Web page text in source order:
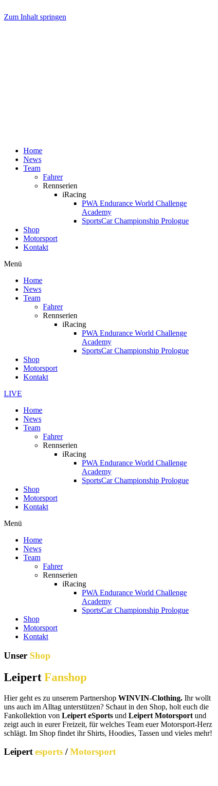
Zum Inhalt springen
Home
News
Team
Fahrer
Rennserien
iRacing
PWA Endurance World Challenge
Academy
SportsCar Championship Prologue
Shop
Motorsport
Kontakt
Menü
Home
News
Team
Fahrer
Rennserien
iRacing
PWA Endurance World Challenge
Academy
SportsCar Championship Prologue
Shop
Motorsport
Kontakt
LIVE
Home
News
Team
Fahrer
Rennserien
iRacing
PWA Endurance World Challenge
Academy
SportsCar Championship Prologue
Shop
Motorsport
Kontakt
Menü
Home
News
Team
Fahrer
Rennserien
iRacing
PWA Endurance World Challenge
Academy
SportsCar Championship Prologue
Shop
Motorsport
Kontakt
Unser Shop
Leipert Fanshop
Hier geht es zu unserem Partnershop WINVIN-Clothing. Ihr wollt
uns auch im Alltag unterstützen? Schaut in den Shop, holt euch die
Fankollektion von Leipert eSports und Leipert Motorsport und
zeigt auch in eurer Freizeit, für welches Team euer Motorsport-Herz
schlägt. Im Shop findet ihr Shirts, Hoodies, Tassen und vieles mehr!
Leipertesports /Motorsport